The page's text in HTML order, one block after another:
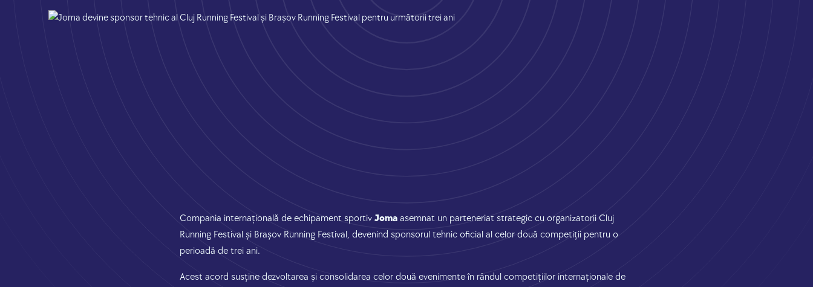
Compania internațională de echipament sportiv Joma asemnat un parteneriat strategic cu organizatorii Cluj
Running Festival și Brașov Running Festival, devenind sponsorul tehnic oficial al celor două competiții pentru o
perioadă de trei ani.
Acest acord susține dezvoltarea și consolidarea celor două evenimente în rândul competițiilor internaționale de